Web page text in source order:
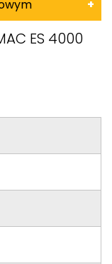
i urządzeń
ES 4000